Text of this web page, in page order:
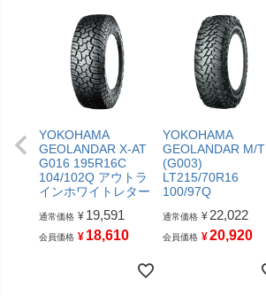
YOKOHAMA
GEOLANDAR X-AT
G016 195R16C
104/102Q アウトラ
インホワイトレター
通常価格 ¥ 19,591
会員価格 ¥ 18,610
YOKOHAMA
GEOLANDAR M/T
(G003)
LT215/70R16
100/97Q
通常価格 ¥ 22,022
会員価格 ¥20,920